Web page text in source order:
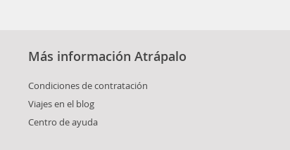
Más información Atrápalo
Condiciones de contratación
Viajes en el blog
Centro de ayuda